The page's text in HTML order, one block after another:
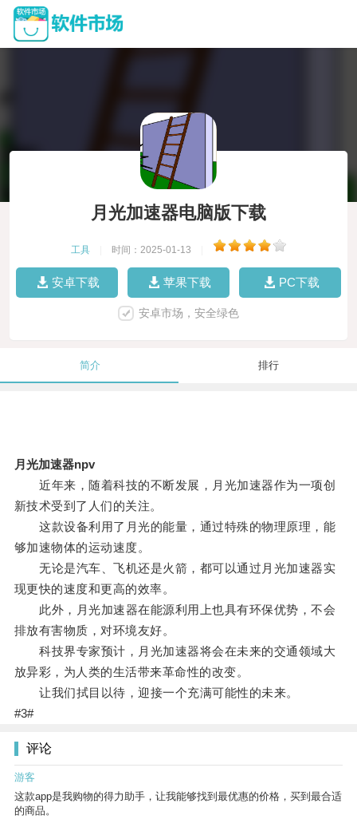
月光加速器电脑版下载
工具 时间：2025-01-13
安卓下载 苹果下载 PC下载
安卓市场，安全绿色
简介 排行
月光加速器npv
近年来，随着科技的不断发展，月光加速器作为一项创
新技术受到了人们的关注。
这款设备利用了月光的能量，通过特殊的物理原理，能
够加速物体的运动速度。
无论是汽车、飞机还是火箭，都可以通过月光加速器实
现更快的速度和更高的效率。
此外，月光加速器在能源利用上也具有环保优势，不会
排放有害物质，对环境友好。
科技界专家预计，月光加速器将会在未来的交通领域大
放异彩，为人类的生活带来革命性的改变。
让我们拭目以待，迎接一个充满可能性的未来。
#3#
评论
游客
这款app是我购物的得力助手，让我能够找到最优惠的价格，买到最合适
的商品。